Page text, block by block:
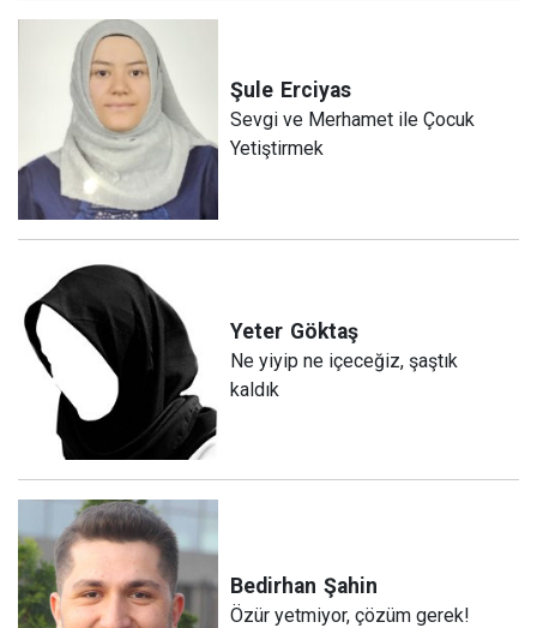
Şule Erciyas
Sevgi ve Merhamet ile Çocuk
Yetiştirmek
Yeter Göktaş
Ne yiyip ne içeceğiz, şaştık
kaldık
Bedirhan Şahin
Özür yetmiyor, çözüm gerek!